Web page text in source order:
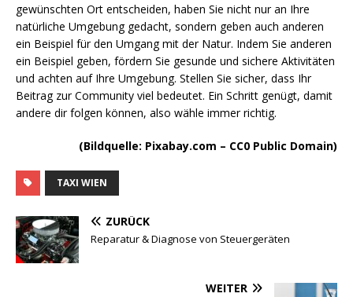
gewünschten Ort entscheiden, haben Sie nicht nur an Ihre
natürliche Umgebung gedacht, sondern geben auch anderen
ein Beispiel für den Umgang mit der Natur. Indem Sie anderen
ein Beispiel geben, fördern Sie gesunde und sichere Aktivitäten
und achten auf Ihre Umgebung. Stellen Sie sicher, dass Ihr
Beitrag zur Community viel bedeutet. Ein Schritt genügt, damit
andere dir folgen können, also wähle immer richtig.
(Bildquelle: Pixabay.com – CC0 Public Domain)
TAXI WIEN
ZURÜCK
Reparatur & Diagnose von Steuergeräten
WEITER